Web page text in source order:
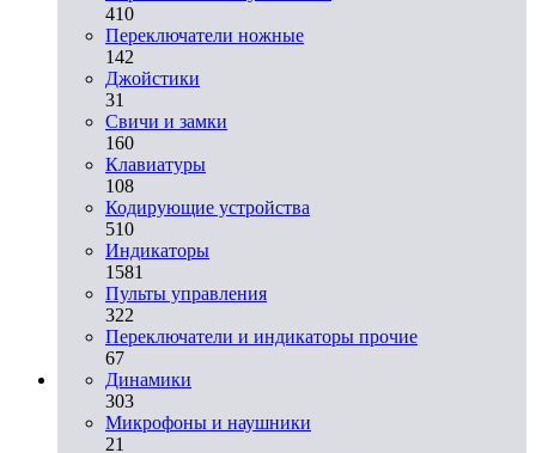
410
Переключатели ножные
142
Джойстики
31
Свичи и замки
160
Клавиатуры
108
Кодирующие устройства
510
Индикаторы
1581
Пульты управления
322
Переключатели и индикаторы прочие
67
Динамики
303
Микрофоны и наушники
21